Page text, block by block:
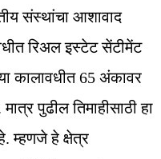
संस्थांचा आशावाद
रिअल इस्टेट सेंटीमेंट
कालावधीत 65 अंकावर
पुढील तिमाहीसाठी हा
म्हणजे हे क्षेत्र